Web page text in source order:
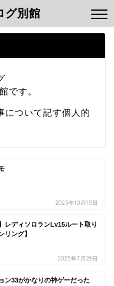
グ別館
です。
について記す個人的
2025年10月15日
レディソロランLv15ルート取り
リング】
2025年7月29日
ン33がかなりの神ゲーだった